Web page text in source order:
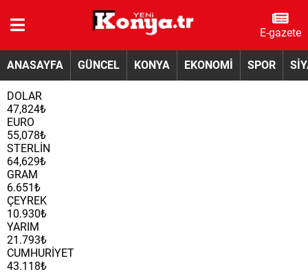
E-gazete
ANASAYFA GÜNCEL KONYA EKONOMİ SPOR
DOLAR
47,824₺
EURO
55,078₺
STERLİN
64,629₺
GRAM
6.651₺
ÇEYREK
10.930₺
YARIM
21.793₺
CUMHURİYET
43.118₺